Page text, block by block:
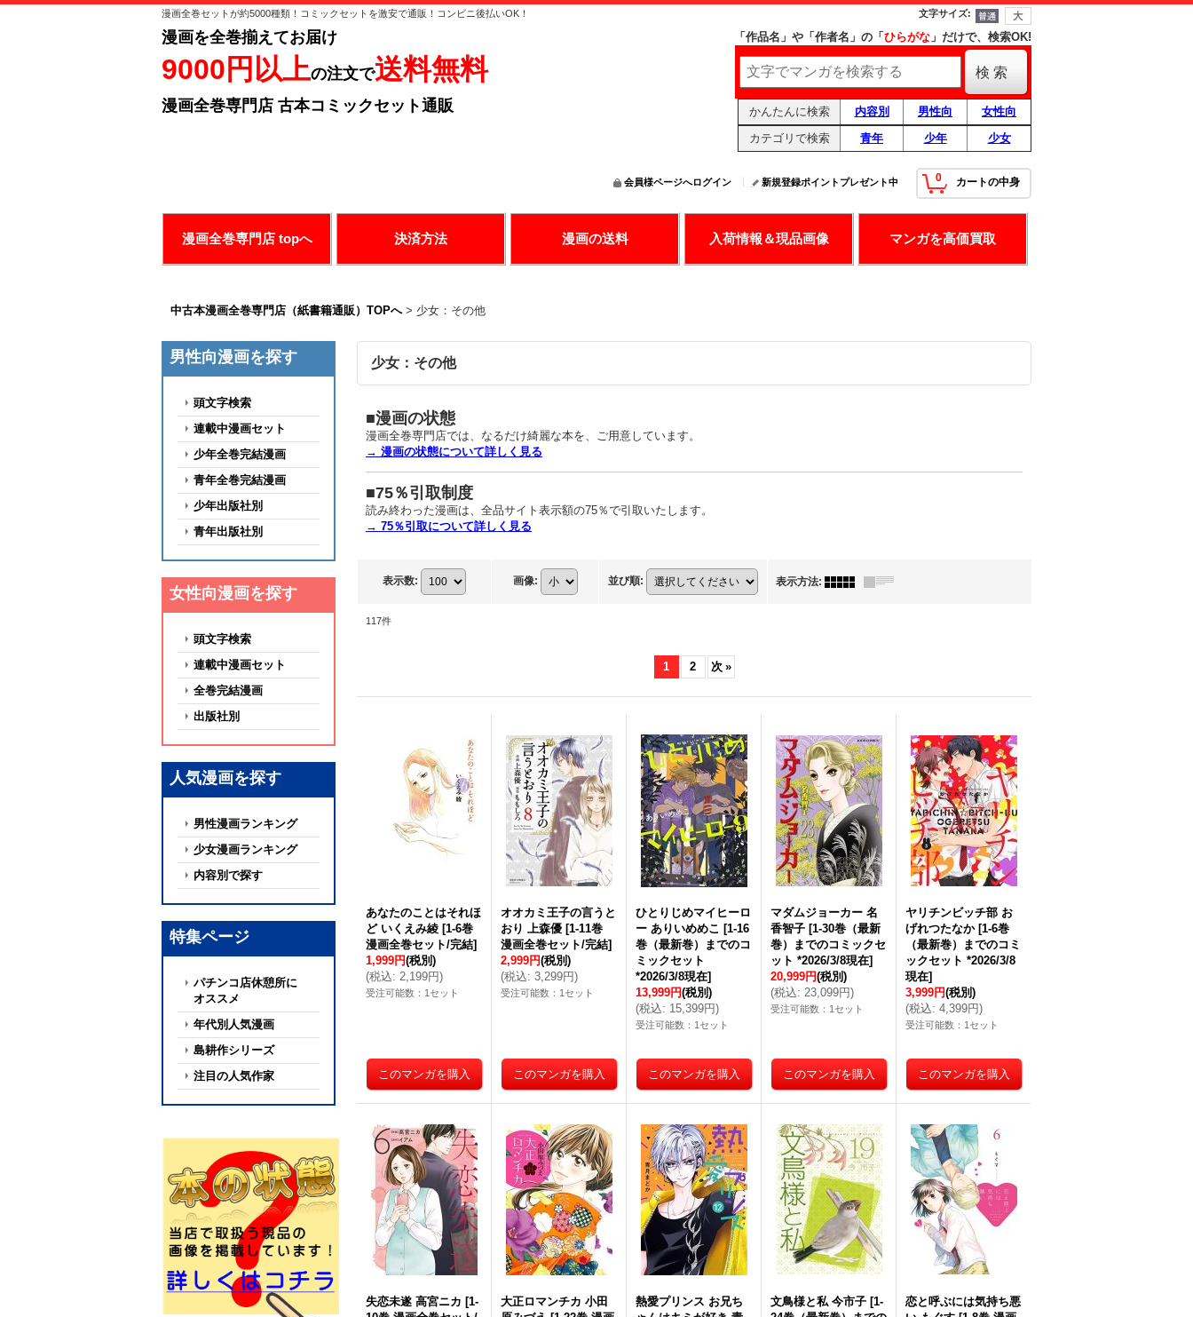
漫画全巻セットが約5000種類！コミックセットを激安で通販！コンビニ後払いOK！ 文字サイズ:
漫画を全巻揃えてお届け
9000円以上の注文で送料無料
漫画全巻専門店 古本コミックセット通販
「作品名」や「作者名」の「 ひらがな 」だけで、検索OK!
かんたんに検索 内容別 男性向
女性向
カテゴリで検索
青年 少年 少女
0 カートの中身
会員様ページへログイン 新規登録ポイントプレゼント中
漫画全巻専門店 topへ 決済方法 漫画の送料 入荷情報＆現品画像 マンガを高価買取
中古本漫画全巻専門店（紙書籍通販）TOPへ > 少女：その他
男性向漫画を探す
頭文字検索
連載中漫画セット
少年全巻完結漫画
青年全巻完結漫画
少年出版社別
青年出版社別
女性向漫画を探す
頭文字検索
連載中漫画セット
全巻完結漫画
出版社別
人気漫画を探す
男性漫画ランキング
少女漫画ランキング
内容別で探す
特集ページ
パチンコ店休憩所に
オススメ
年代別人気漫画
島耕作シリーズ
注目の人気作家
少女：その他
■漫画の状態
漫画全巻専門店では、なるだけ綺麗な本を、ご用意しています。
→ 漫画の状態について詳しく見る
■75％引取制度
読み終わった漫画は、全品サイト表示額の75％で引取いたします。
→ 75％引取について詳しく見る
表示数: 画像: 並び順: 表示方法:
117件
1 2 次 »
あなたのことはそれほ
ど いくえみ綾 [1-6巻
漫画全巻セット/完結]
1,999円(税別)
(税込: 2,199円)
受注可能数：1セット
オオカミ王子の言うと
おり 上森優 [1-11巻
漫画全巻セット/完結]
2,999円(税別)
(税込: 3,299円)
受注可能数：1セット
ひとりじめマイヒーロ
ー ありいめめこ [1-16
巻（最新巻）までのコ
ミックセット
*2026/3/8現在]
13,999円(税別)
(税込: 15,399円)
受注可能数：1セット
マダムジョーカー 名
香智子 [1-30巻（最新
巻）までのコミックセ
ット *2026/3/8現在]
20,999円(税別)
(税込: 23,099円)
受注可能数：1セット
ヤリチンビッチ部 お
げれつたなか [1-6巻
（最新巻）までのコミ
ックセット *2026/3/8
現在]
3,999円(税別)
(税込: 4,399円)
受注可能数：1セット
失恋未遂 高宮ニカ [1-
大正ロマンチカ 小田
熱愛プリンス お兄ち
文鳥様と私 今市子 [1-
恋と呼ぶには気持ち悪